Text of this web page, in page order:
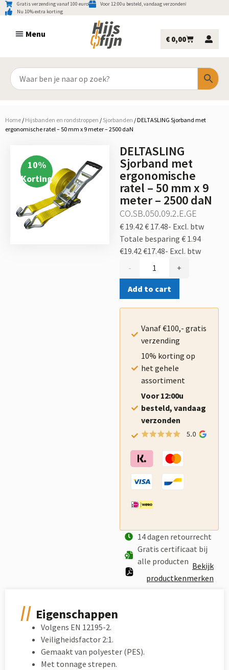
Gratis verzending vanaf 100 euro
Voor 12:00u besteld, vandaag verzonden
Nu 10% extra korting
€ 0,00
Home / Hijsbanden en rondstroppen / Sjorbanden /DELTASLING Sjorband met
ergonomische ratel – 50 mm x 9 meter – 2500 daN
10%
Korting
DELTASLING
Sjorband met
ergonomische
ratel – 50 mm x 9
meter – 2500 daN
CO.SB.050.09.2.E.GE
€ 19.42€ 17.48- Excl. btw
Totale besparing € 1.94
€19.42€17.48- Excl. btw
-
+
Add to cart
Vanaf €100,- gratis
verzending
10% korting op
het gehele
assortiment
Voor 12:00u
besteld, vandaag
verzonden
14 dagen retourrecht
Gratis certificaat bij
alle producten Bekijk
productkenmerken
Eigenschappen
Volgens EN 12195-2.
Veiligheidsfactor 2:1.
Gemaakt van polyester (PES).
Met tonnage strepen.